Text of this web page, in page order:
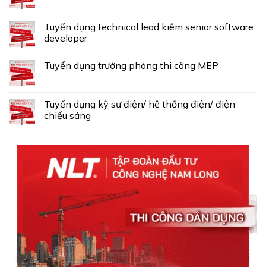
Tuyển dụng technical lead kiêm senior software
developer
Tuyển dụng trưởng phòng thi công MEP
Tuyển dụng kỹ sư điện/ hệ thống điện/ điện
chiếu sáng